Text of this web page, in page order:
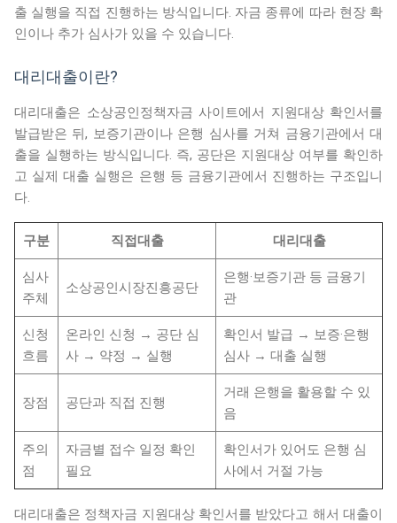
출 실행을 직접 진행하는 방식입니다. 자금 종류에 따라 현장 확
인이나 추가 심사가 있을 수 있습니다.
대리대출이란?
대리대출은 소상공인정책자금 사이트에서 지원대상 확인서를
발급받은 뒤, 보증기관이나 은행 심사를 거쳐 금융기관에서 대
출을 실행하는 방식입니다. 즉, 공단은 지원대상 여부를 확인하
고 실제 대출 실행은 은행 등 금융기관에서 진행하는 구조입니
다.
구분 직접대출 대리대출
심사
주체
소상공인시장진흥공단
은행·보증기관 등 금융기
관
신청
흐름
온라인 신청 → 공단 심
사 → 약정 → 실행
확인서 발급 → 보증·은행
심사 → 대출 실행
장점 공단과 직접 진행
거래 은행을 활용할 수 있
음
주의
점
자금별 접수 일정 확인
필요
확인서가 있어도 은행 심
사에서 거절 가능
대리대출은 정책자금 지원대상 확인서를 받았다고 해서 대출이